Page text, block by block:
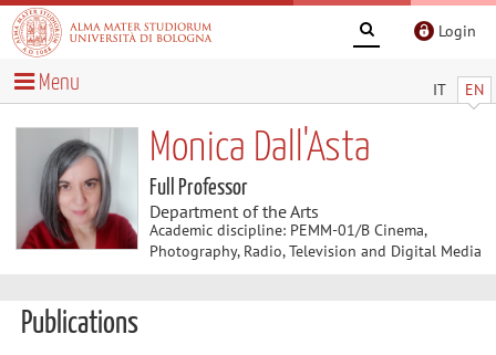
Login
IT EN
Menu
Monica Dall'Asta
Full Professor
Department of the Arts
Academic discipline: PEMM-01/B Cinema,
Photography, Radio, Television and Digital Media
Publications